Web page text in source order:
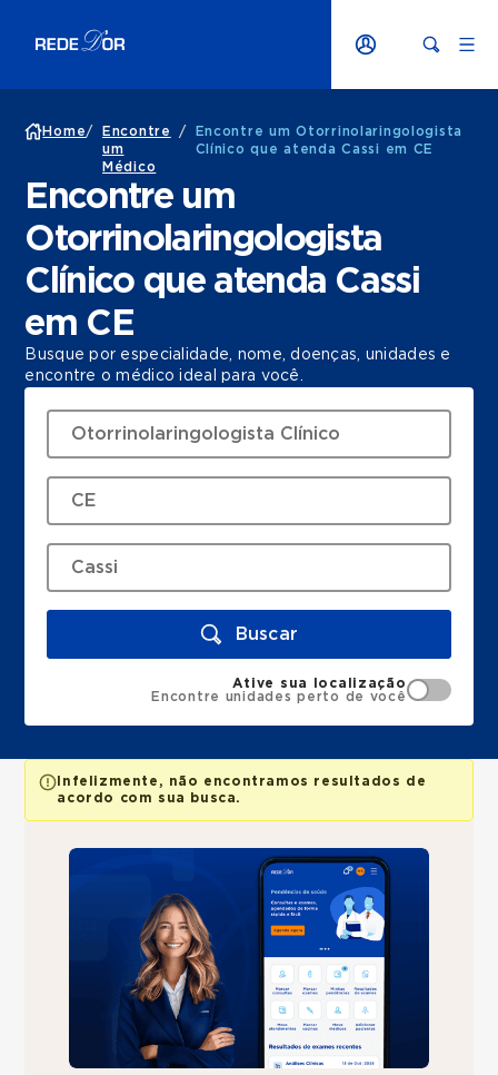
Home/
Encontre
um
Médico
/
Encontre um Otorrinolaringologista
Clínico que atenda Cassi em CE
Encontre um
Otorrinolaringologista
Clínico que atenda Cassi
em CE
Busque por especialidade, nome, doenças, unidades e
encontre o médico ideal para você.
Buscar
Ative sua localização
Encontre unidades perto de você
Infelizmente, não encontramos resultados de
acordo com sua busca.